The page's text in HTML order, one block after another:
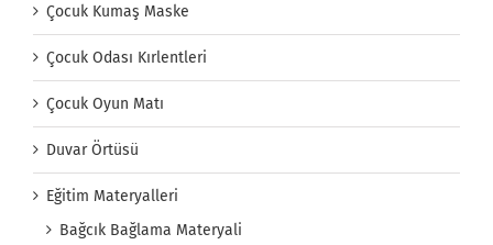
Çocuk Kumaş Maske
Çocuk Odası Kırlentleri
Çocuk Oyun Matı
Duvar Örtüsü
Eğitim Materyalleri
Bağcık Bağlama Materyali